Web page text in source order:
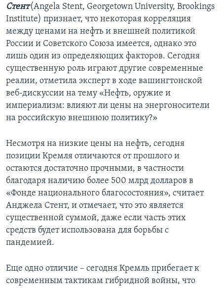
Стент(Angela Stent, Georgetown University, Brookings
Institute) признает, что некоторая корреляция
между ценами на нефть и внешней политикой
России и Советского Союза имеется, однако это
лишь один из определяющих факторов. Сегодня
существенную роль играют другие современные
реалии, отметила эксперт в ходе вашингтонской
веб-дискуссии на тему «Нефть, оружие и
империализм: влияют ли цены на энергоносители
на российскую внешнюю политику?»
Несмотря на низкие цены на нефть, сегодня
позиции Кремля отличаются от прошлого и
остаются достаточно прочными, в частности
благодаря наличию более 500 млрд долларов в
«Фонде национального благосостояния», считает
Анджела Стент, и отмечает, что это является
существенной суммой, даже если часть этих
средств будет использована для борьбы с
пандемией.
Еще одно отличие – сегодня Кремль прибегает к
современным тактикам гибридной войны, что